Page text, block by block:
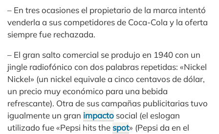
– En tres ocasiones el propietario de la marca intentó
venderla a sus competidores de Coca-Cola y la oferta
siempre fue rechazada.
– El gran salto comercial se produjo en 1940 con un
jingle radiofónico con dos palabras repetidas: «Nickel
Nickel» (un nickel equivale a cinco centavos de dólar,
un precio muy económico para una bebida
refrescante). Otra de sus campañas publicitarias tuvo
igualmente un gran impacto social (el eslogan
utilizado fue «Pepsi hits the spot» (Pepsi da en el